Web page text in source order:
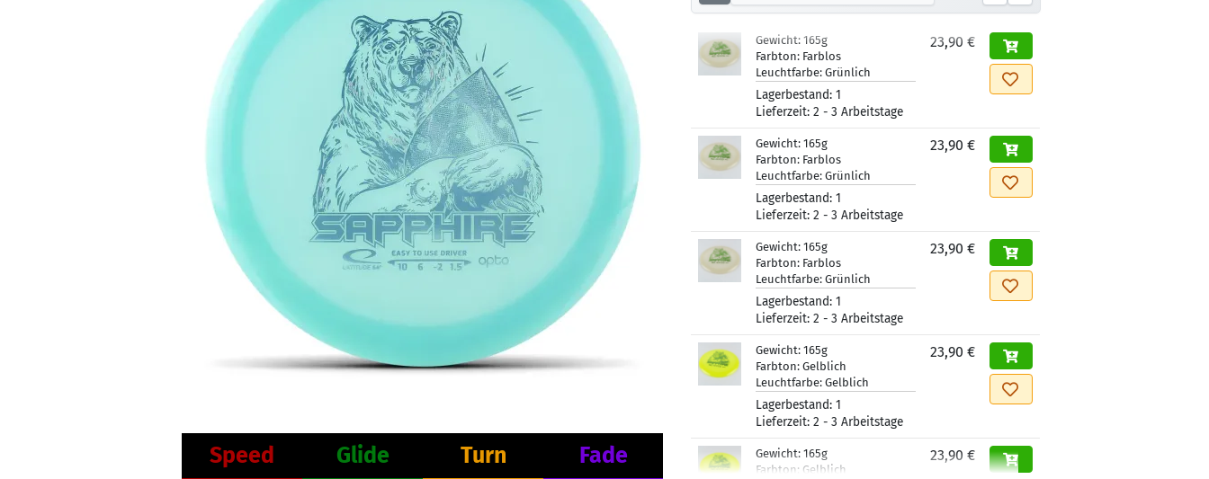
Speed Glide Turn Fade
Gewicht: 165g
Farbton: Farblos
Leuchtfarbe: Grünlich
Lagerbestand: 1
Lieferzeit: 2 - 3 Arbeitstage
23,90 €
Gewicht: 165g
Farbton: Farblos
Leuchtfarbe: Grünlich
Lagerbestand: 1
Lieferzeit: 2 - 3 Arbeitstage
23,90 €
Gewicht: 165g
Farbton: Farblos
Leuchtfarbe: Grünlich
Lagerbestand: 1
Lieferzeit: 2 - 3 Arbeitstage
23,90 €
Gewicht: 165g
Farbton: Gelblich
Leuchtfarbe: Gelblich
Lagerbestand: 1
Lieferzeit: 2 - 3 Arbeitstage
23,90 €
Gewicht: 165g
Farbton: Gelblich
23,90 €